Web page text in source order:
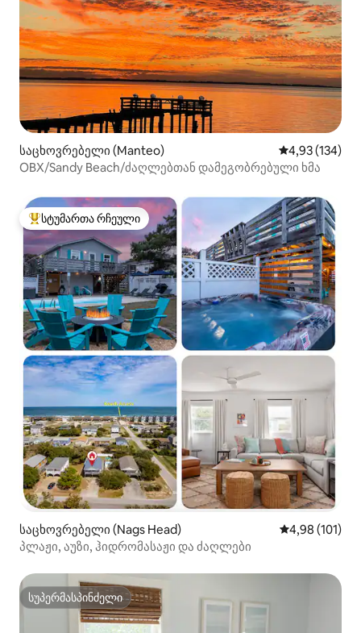
საცხოვრებელი (Manteo) საშუალო
4,93 (134)
OBX/Sandy Beach/ძაღლებთან დამეგობრებული ხმა
სტუმართა რჩეული მოწინავე ვარიანტი
სტუმართა რჩეული
საცხოვრებელი (Nags Head) საშუალო
4,98 (101)
პლაჟი, აუზი, ჰიდრომასაჟი და ძაღლები
სუპერმასპინძელი
სუპერმასპინძელი